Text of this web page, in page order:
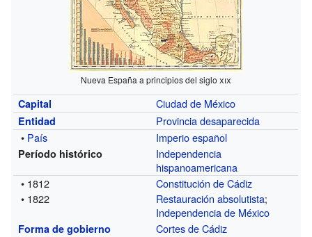
Nueva España a principios del siglo xix
Capital Ciudad de México
Entidad
Provincia desaparecida
• País Imperio español
Período histórico
Independencia
hispanoamericana
• 1812
Constitución de Cádiz
• 1822
Restauración absolutista;
Independencia de México
Forma de gobierno Cortes de Cádiz